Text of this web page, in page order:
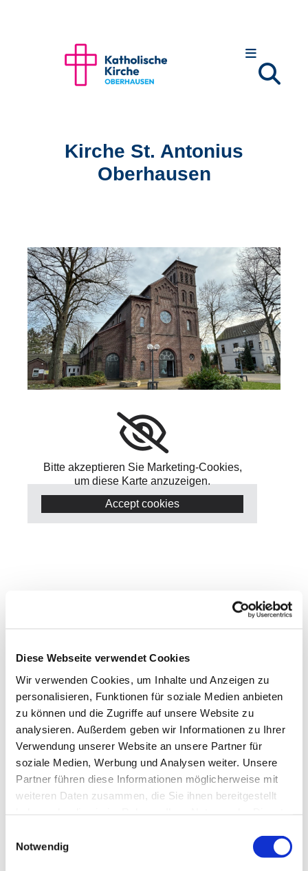
Diese Webseite verwendet Cookies
Wir verwenden Cookies, um Inhalte und Anzeigen zu
personalisieren, Funktionen für soziale Medien anbieten
zu können und die Zugriffe auf unsere Website zu
analysieren. Außerdem geben wir Informationen zu Ihrer
Verwendung unserer Website an unsere Partner für
soziale Medien, Werbung und Analysen weiter. Unsere
Partner führen diese Informationen möglicherweise mit
weiteren Daten zusammen, die Sie ihnen bereitgestellt
Notwendig
Kirche St. Antonius
Oberhausen
Bitte akzeptieren Sie Marketing-Cookies,
um diese Karte anzuzeigen.
Accept cookies
Anschrift und Kontakt